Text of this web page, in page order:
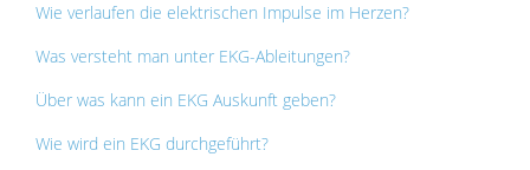
Wie verlaufen die elektrischen Impulse im Herzen?
Was versteht man unter EKG-Ableitungen?
Über was kann ein EKG Auskunft geben?
Wie wird ein EKG durchgeführt?